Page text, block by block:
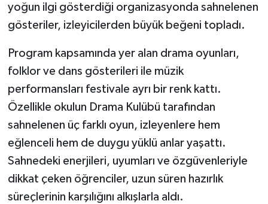
yoğun ilgi gösterdiği organizasyonda sahnelenen
gösteriler, izleyicilerden büyük beğeni topladı.
Program kapsamında yer alan drama oyunları,
folklor ve dans gösterileri ile müzik
performansları festivale ayrı bir renk kattı.
Özellikle okulun Drama Kulübü tarafından
sahnelenen üç farklı oyun, izleyenlere hem
eğlenceli hem de duygu yüklü anlar yaşattı.
Sahnedeki enerjileri, uyumları ve özgüvenleriyle
dikkat çeken öğrenciler, uzun süren hazırlık
süreçlerinin karşılığını alkışlarla aldı.